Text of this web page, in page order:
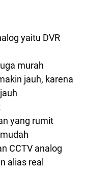
yaitu DVR
murah
jauh, karena
yang rumit
CCTV analog
alias real